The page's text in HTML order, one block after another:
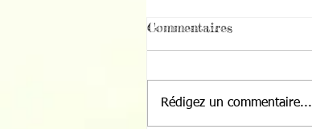
Commentaires
Rédigez un commentaire...